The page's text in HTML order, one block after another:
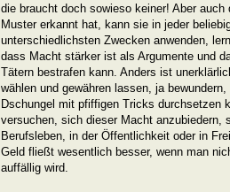
die braucht doch sowieso keiner! Aber
Muster erkannt hat, kann sie in jeder
unterschiedlichsten Zwecken anwenden,
dass Macht stärker ist als Argumente und
Tätern bestrafen kann. Anders ist
wählen und gewähren lassen, ja
Dschungel mit pfiffigen Tricks durchsetzen
versuchen, sich dieser Macht anzubiedern,
Berufsleben, in der Öffentlichkeit oder in
Geld fließt wesentlich besser, wenn man
auffällig wird.